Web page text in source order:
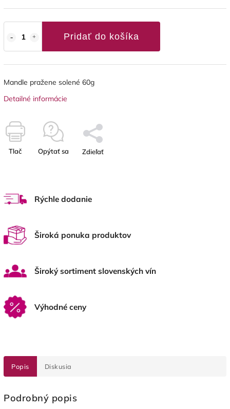
Pridať do košíka
Mandle pražene solené 60g
Detailné informácie
Tlač Opýtať sa Zdieľať
Rýchle dodanie
Široká ponuka produktov
Široký sortiment slovenských vín
Výhodné ceny
Popis Diskusia
Podrobný popis